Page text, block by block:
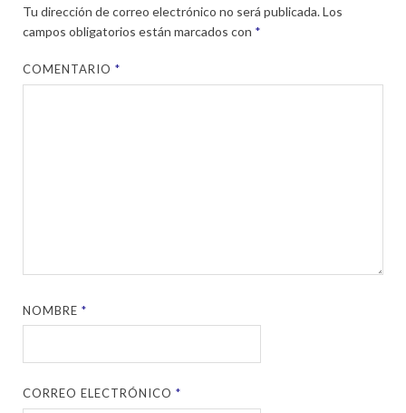
Tu dirección de correo electrónico no será publicada.Los
campos obligatorios están marcados con *
COMENTARIO*
NOMBRE*
CORREO ELECTRÓNICO*